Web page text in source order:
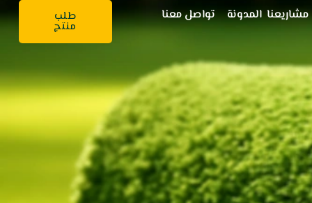
مشاريعنا المدونة تواصل معنا طلب
منتج